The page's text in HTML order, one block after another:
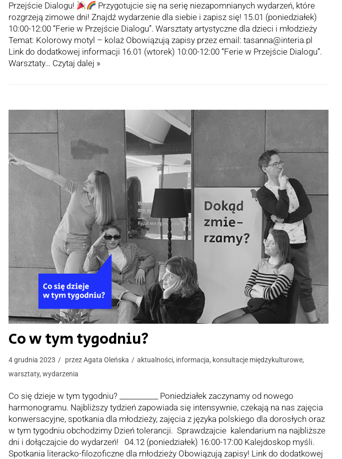
Przejście Dialogu!
Przygotujcie się na serię niezapomnianych wydarzeń, które
rozgrzeją zimowe dni! Znajdź wydarzenie dla siebie i zapisz się! 15.01 (poniedziałek)
10:00-12:00 “Ferie w Przejście Dialogu”. Warsztaty artystyczne dla dzieci i młodzieży
Temat: Kolorowy motyl – kolaż Obowiązują zapisy przez email: tasanna@interia.pl
Link do dodatkowej informacji 16.01 (wtorek) 10:00-12:00 “Ferie w Przejście Dialogu”.
Warsztaty… Czytaj dalej »
Co w tym tygodniu?
4 grudnia 2023 przezAgata Oleńska aktualności, informacja, konsultacje międzykulturowe,
warsztaty, wydarzenia
Co się dzieje w tym tygodniu? ___________ Poniedziałek zaczynamy od nowego
harmonogramu. Najbliższy tydzień zapowiada się intensywnie, czekają na nas zajęcia
konwersacyjne, spotkania dla młodzieży, zajęcia z języka polskiego dla dorosłych oraz
w tym tygodniu obchodzimy Dzień tolerancji. Sprawdzajcie kalendarium na najbliższe
dni i dołączajcie do wydarzeń! 04.12 (poniedziałek) 16:00-17:00 Kalejdoskop myśli.
Spotkania literacko-filozoficzne dla młodzieży Obowiązują zapisy! Link do dodatkowej